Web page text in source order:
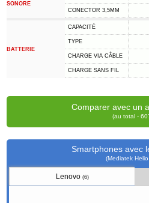
SONORE
CONECTOR 3,5MM
BATTERIE
CAPACITÉ
TYPE
CHARGE VIA CÂBLE
CHARGE SANS FIL
Comparer avec un
(au total -
Smartphones avec
(Mediatek
Lenovo (6)